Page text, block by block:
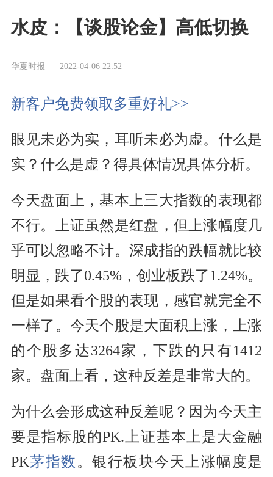
水皮：【谈股论金】高低切换
华夏时报 2022-04-06 22:52
新客户免费领取多重好礼>>
眼见未必为实，耳听未必为虚。什么是
实？什么是虚？得具体情况具体分析。
今天盘面上，基本上三大指数的表现都
不行。上证虽然是红盘，但上涨幅度几
乎可以忽略不计。深成指的跌幅就比较
明显，跌了0.45%，创业板跌了1.24%。
但是如果看个股的表现，感官就完全不
一样了。今天个股是大面积上涨，上涨
的个股多达3264家，下跌的只有1412
家。盘面上看，这种反差是非常大的。
为什么会形成这种反差呢？因为今天主
要是指标股的PK.上证基本上是大金融
PK茅指数。银行板块今天上涨幅度是